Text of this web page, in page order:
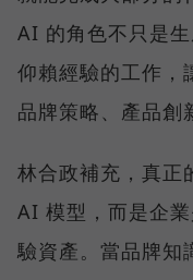
AI 的角色不只是
仰賴經驗的工作，
品牌策略、產品創
林合政補充，真正
AI 模型，而是企
驗資產。當品牌知